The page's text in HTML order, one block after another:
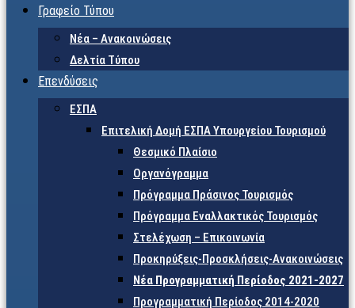
Γραφείο Τύπου
Νέα – Ανακοινώσεις
Δελτία Τύπου
Επενδύσεις
ΕΣΠΑ
Επιτελική Δομή ΕΣΠΑ Υπουργείου Τουρισμού
Θεσμικό Πλαίσιο
Οργανόγραμμα
Πρόγραμμα Πράσινος Τουρισμός
Πρόγραμμα Εναλλακτικός Τουρισμός
Στελέχωση – Επικοινωνία
Προκηρύξεις-Προσκλήσεις-Ανακοινώσεις
Νέα Προγραμματική Περίοδος 2021-2027
Προγραμματική Περίοδος 2014-2020